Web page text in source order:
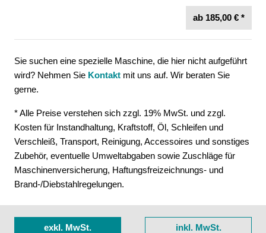
ab 185,00 € *
Sie suchen eine spezielle Maschine, die hier nicht aufgeführt
wird? Nehmen Sie Kontakt mit uns auf. Wir beraten Sie
gerne.
* Alle Preise verstehen sich zzgl. 19% MwSt. und zzgl.
Kosten für Instandhaltung, Kraftstoff, Öl, Schleifen und
Verschleiß, Transport, Reinigung, Accessoires und sonstiges
Zubehör, eventuelle Umweltabgaben sowie Zuschläge für
Maschinenversicherung, Haftungsfreizeichnungs- und
Brand-/Diebstahlregelungen.
exkl. MwSt. inkl. MwSt.